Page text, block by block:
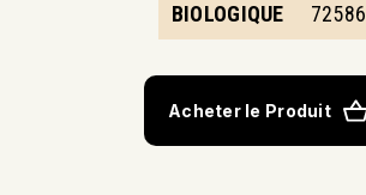
BIOLOGIQUE 72586
Acheter le Produit